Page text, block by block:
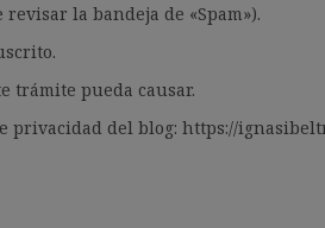
la bandeja de «Spam»).
trámite pueda causar.
privacidad del blog: https://